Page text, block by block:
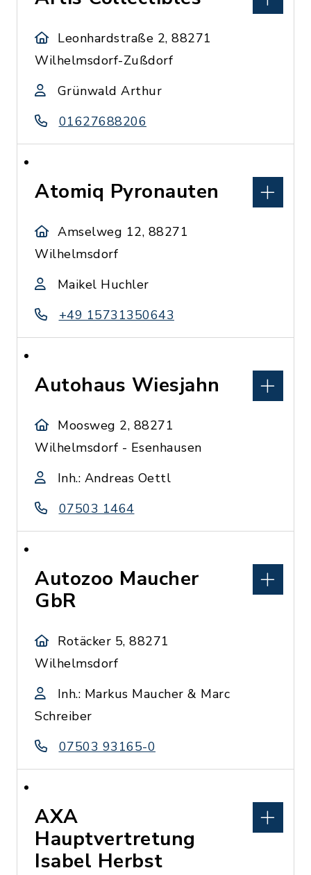
Leonhardstraße 2, 88271
Wilhelmsdorf-Zußdorf
Grünwald Arthur
01627688206
Atomiq Pyronauten
Amselweg 12, 88271
Wilhelmsdorf
Maikel Huchler
+49 15731350643
Autohaus Wiesjahn
Moosweg 2, 88271
Wilhelmsdorf - Esenhausen
Inh.: Andreas Oettl
07503 1464
Autozoo Maucher
GbR
Rotäcker 5, 88271
Wilhelmsdorf
Inh.: Markus Maucher & Marc
Schreiber
07503 93165-0
AXA
Hauptvertretung
Isabel Herbst